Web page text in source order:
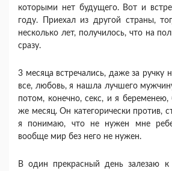
которыми нет будущего. Вот и
году. Приехал из другой страны,
несколько лет, получилось, что на
сразу.
3 месяца встречались, даже за ручку
все, любовь, я нашла лучшего
потом, конечно, секс, и я беременею,
же месяц. Он категорически против,
я понимаю, что не нужен мне
вообще мир без него не нужен.
В один прекрасный день залезаю